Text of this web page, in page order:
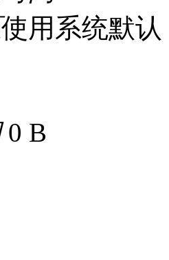
使用系统默认
0 B